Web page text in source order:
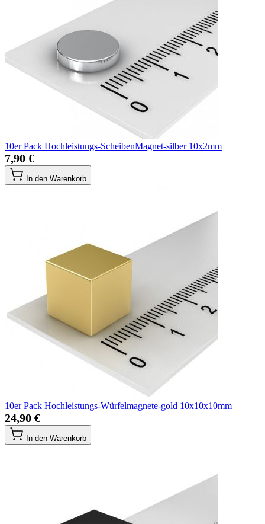
10er Pack Hochleistungs-ScheibenMagnet-silber 10x2mm
7,90 €
In den Warenkorb
10er Pack Hochleistungs-Würfelmagnete-gold 10x10x10mm
24,90 €
In den Warenkorb